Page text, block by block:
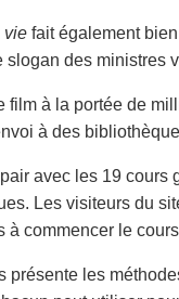
vie fait également
slogan des ministres
film à la portée de
à des
avec les 19
Les visiteurs du
à commencer le
présente les